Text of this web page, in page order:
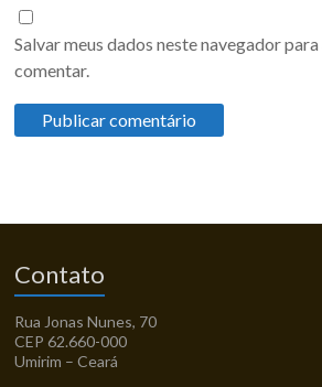
Salvar meus dados neste navegador
comentar.
Contato
Rua Jonas Nunes, 70
CEP 62.660-000
Umirim – Ceará